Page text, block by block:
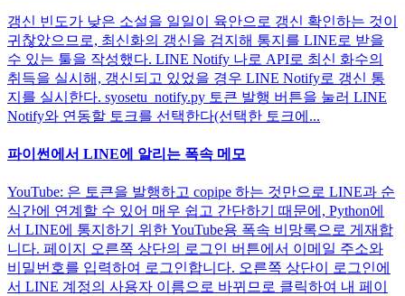
갱신 빈도가 낮은 소설을 일일이 육안으로 갱신 확인하는 것이
귀찮았으므로, 최신화의 갱신을 검지해 통지를 LINE로 받을
수 있는 툴을 작성했다. LINE Notify 나로 API로 최신 화수의
취득을 실시해, 갱신되고 있었을 경우 LINE Notify로 갱신 통
지를 실시한다. syosetu_notify.py 토큰 발행 버튼을 눌러 LINE
Notify와 연동할 토크를 선택한다(선택한 토크에...
파이썬에서 LINE에 알리는 폭속 메모
YouTube: 은 토큰을 발행하고 copipe 하는 것만으로 LINE과 순
식간에 연계할 수 있어 매우 쉽고 간단하기 때문에, Python에
서 LINE에 통지하기 위한 YouTube용 폭속 비망록으로 게재합
니다. 페이지 오른쪽 상단의 로그인 버튼에서 이메일 주소와
비밀번호를 입력하여 로그인합니다. 오른쪽 상단이 로그인에
서 LINE 계정의 사용자 이름으로 바뀌므로 클릭하여 내 페이